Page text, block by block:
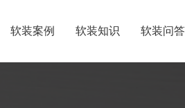
软装案例 软装知识 软装问答